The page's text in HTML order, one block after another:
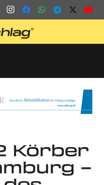
Körber
–